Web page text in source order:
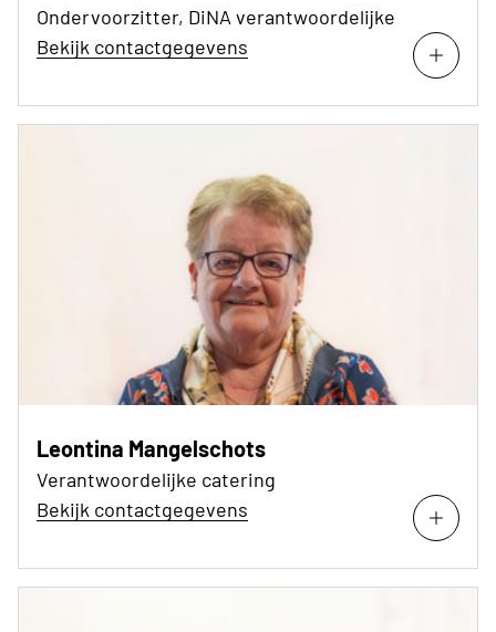
Ondervoorzitter, DiNA verantwoordelijke
Bekijk contactgegevens
Leontina Mangelschots
Verantwoordelijke catering
Bekijk contactgegevens